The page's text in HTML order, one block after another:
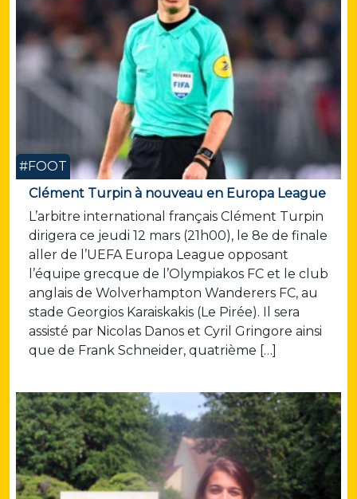
#FOOT
Clément Turpin à nouveau en Europa League
L’arbitre international français Clément Turpin
dirigera ce jeudi 12 mars (21h00), le 8e de finale
aller de l’UEFA Europa League opposant
l’équipe grecque de l’Olympiakos FC et le club
anglais de Wolverhampton Wanderers FC, au
stade Georgios Karaiskakis (Le Pirée). Il sera
assisté par Nicolas Danos et Cyril Gringore ainsi
que de Frank Schneider, quatrième […]